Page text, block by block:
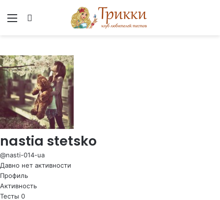
Меню
nastia stetsko
@nasti-014-ua
Давно нет активности
Профиль
Активность
Тесты 0